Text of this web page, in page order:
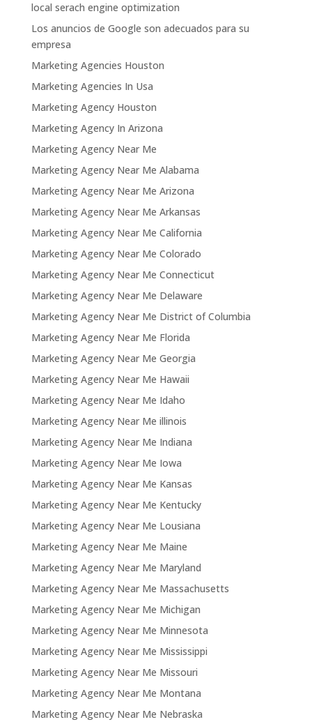
local serach engine optimization
Los anuncios de Google son adecuados para su
empresa
Marketing Agencies Houston
Marketing Agencies In Usa
Marketing Agency Houston
Marketing Agency In Arizona
Marketing Agency Near Me
Marketing Agency Near Me Alabama
Marketing Agency Near Me Arizona
Marketing Agency Near Me Arkansas
Marketing Agency Near Me California
Marketing Agency Near Me Colorado
Marketing Agency Near Me Connecticut
Marketing Agency Near Me Delaware
Marketing Agency Near Me District of Columbia
Marketing Agency Near Me Florida
Marketing Agency Near Me Georgia
Marketing Agency Near Me Hawaii
Marketing Agency Near Me Idaho
Marketing Agency Near Me illinois
Marketing Agency Near Me Indiana
Marketing Agency Near Me Iowa
Marketing Agency Near Me Kansas
Marketing Agency Near Me Kentucky
Marketing Agency Near Me Lousiana
Marketing Agency Near Me Maine
Marketing Agency Near Me Maryland
Marketing Agency Near Me Massachusetts
Marketing Agency Near Me Michigan
Marketing Agency Near Me Minnesota
Marketing Agency Near Me Mississippi
Marketing Agency Near Me Missouri
Marketing Agency Near Me Montana
Marketing Agency Near Me Nebraska